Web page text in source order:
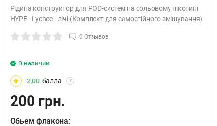
Рідина конструктор для POD-систем на сольовому нікотині
HYPE - Lychee - лічі (Комплект для самостійного змішування)
0 Отзывов
В наличии
2,00 балла ?
200 грн.
Обьем флакона: